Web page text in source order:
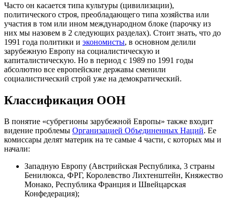
Часто он касается типа культуры (цивилизации),
политического строя, преобладающего типа хозяйства или
участия в том или ином международном блоке (парочку из
них мы назовем в 2 следующих разделах). Стоит знать, что до
1991 года политики и экономисты, в основном делили
зарубежную Европу на социалистическую и
капиталистическую. Но в период с 1989 по 1991 годы
абсолютно все европейские державы сменили
социалистический строй уже на демократический.
Классификация ООН
В понятие «субрегионы зарубежной Европы» также входит
видение проблемы Организацией Объединенных Наций. Ее
комиссары делят материк на те самые 4 части, с которых мы и
начали:
Западную Европу (Австрийская Республика, 3 страны
Бенилюкса, ФРГ, Королевство Лихтенштейн, Княжество
Монако, Республика Франция и Швейцарская
Конфедерация);